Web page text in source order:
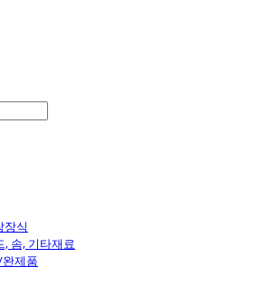
식
, 솜, 기타재료
제품